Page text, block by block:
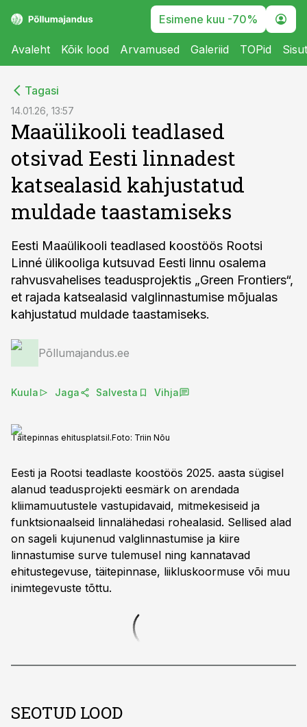
Esimene kuu -70%
Avaleht Kõik lood Arvamused Galeriid TOPid
Tagasi
14.01.26, 13:57
Maaülikooli teadlased
otsivad Eesti linnadest
katsealasid kahjustatud
muldade taastamiseks
Eesti Maaülikooli teadlased koostöös Rootsi
Linné ülikooliga kutsuvad Eesti linnu osalema
rahvusvahelises teadusprojektis „Green Frontiers“,
et rajada katsealasid valglinnastumise mõjualas
kahjustatud muldade taastamiseks.
Põllumajandus.ee
Kuula Jaga Salvesta Vihja
Täitepinnas ehitusplatsil.Foto: Triin Nõu
Eesti ja Rootsi teadlaste koostöös 2025. aasta sügisel
alanud teadusprojekti eesmärk on arendada
kliimamuutustele vastupidavaid, mitmekesiseid ja
funktsionaalseid linnalähedasi rohealasid. Sellised alad
on sageli kujunenud valglinnastumise ja kiire
linnastumise surve tulemusel ning kannatavad
ehitustegevuse, täitepinnase, liikluskoormuse või muu
inimtegevuste tõttu.
SEOTUD LOOD